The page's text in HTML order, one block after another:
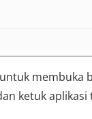
membuka
ketuk